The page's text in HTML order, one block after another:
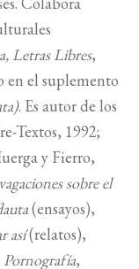
Letras Libres,
en el suplemento
. Es autor de los
Textos, 1992;
y Fierro,
sobre el
(ensayos),
así(relatos),
Pornografía,